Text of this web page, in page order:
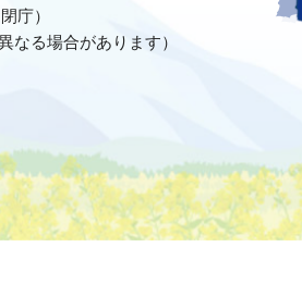
庁）
なる場合があります）